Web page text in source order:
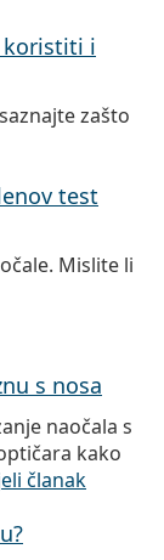
koristiti i
zašto
test
Mislite li
s nosa
naočala s
kako
članak